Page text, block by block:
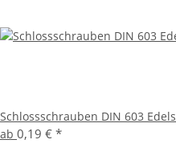
Schlossschrauben DIN 603
ab 0,19 € *